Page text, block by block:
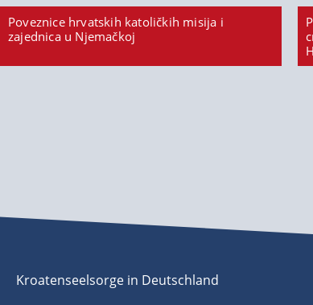
Poveznice hrvatskih katoličkih misija i
zajednica u Njemačkoj
Kroatenseelsorge in Deutschland